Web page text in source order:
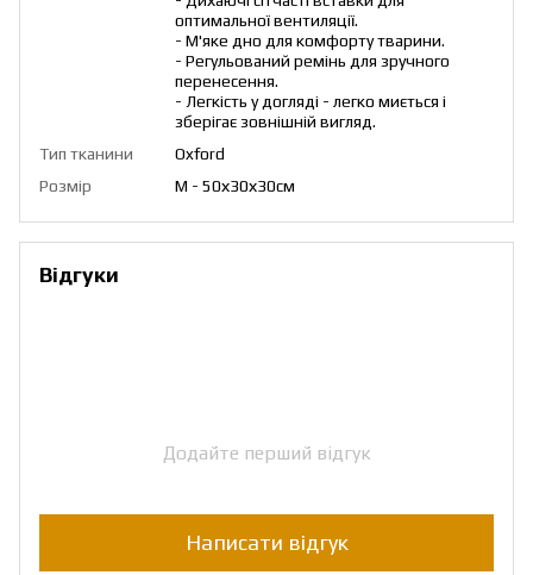
оптимальної вентиляції.
- М'яке дно для комфорту тварини.
- Регульований ремінь для зручного
перенесення.
- Легкість у догляді - легко миється і
зберігає зовнішній вигляд.
Тип тканини
Oxford
Розмір
M - 50х30х30см
Відгуки
Додайте перший відгук
Написати відгук